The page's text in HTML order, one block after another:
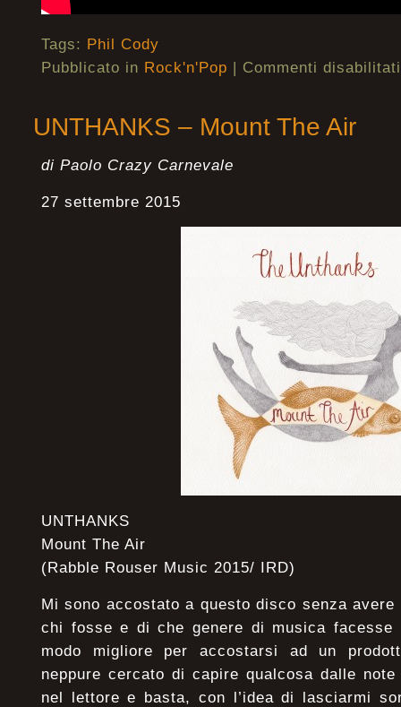
Tags: Phil Cody
Pubblicato in Rock'n'Pop | Commenti disabilitati
UNTHANKS – Mount The Air
di Paolo Crazy Carnevale
27 settembre 2015
UNTHANKS
Mount The Air
(Rabble Rouser Music 2015/ IRD)
Mi sono accostato a questo disco senza
chi fosse e di che genere di musica
modo migliore per accostarsi ad un
neppure cercato di capire qualcosa dalle
nel lettore e basta, con l’idea di lasciarmi